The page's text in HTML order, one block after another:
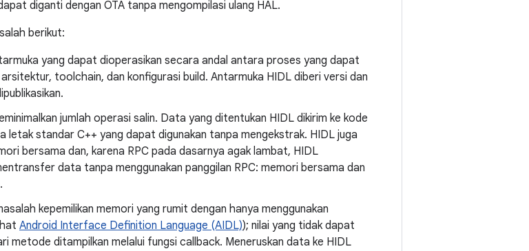
diganti dengan OTA tanpa mengompilasi ulang HAL.
berikut:
yang dapat dioperasikan secara andal antara proses yang dapat
toolchain, dan konfigurasi build. Antarmuka HIDL diberi versi dan
jumlah operasi salin. Data yang ditentukan HIDL dikirim ke kode
standar C++ yang dapat digunakan tanpa mengekstrak. HIDL juga
bersama dan, karena RPC pada dasarnya agak lambat, HIDL
data tanpa menggunakan panggilan RPC: memori bersama dan
kepemilikan memori yang rumit dengan hanya menggunakan
Android Interface Definition Language (AIDL)); nilai yang tidak dapat
metode ditampilkan melalui fungsi callback. Meneruskan data ke HIDL